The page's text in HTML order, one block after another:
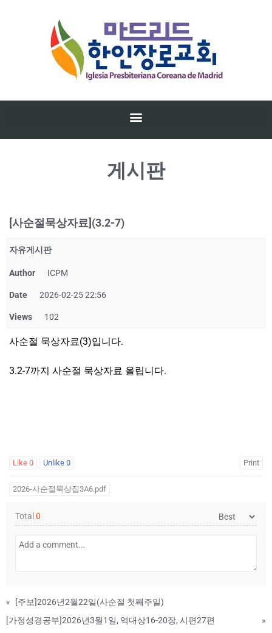
게시판
[사순절묵상자료](3.2-7)
자유게시판
Author ICPM
Date 2026-02-25 22:56
Views 102
사순절 묵상자료(3)입니다.
3.2-7까지 사순절 묵상자료 올립니다.
Like 0 Unlike 0 Print
2026-사순절묵상집3A6.pdf
Total 0
«
[주보]2026년2월22일(사순절 첫째주일)
[가정성경공부]2026년3월1일, 역대상16-20장, 시편27편
»